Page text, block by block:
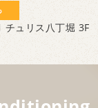
ュリス八丁堀 3F